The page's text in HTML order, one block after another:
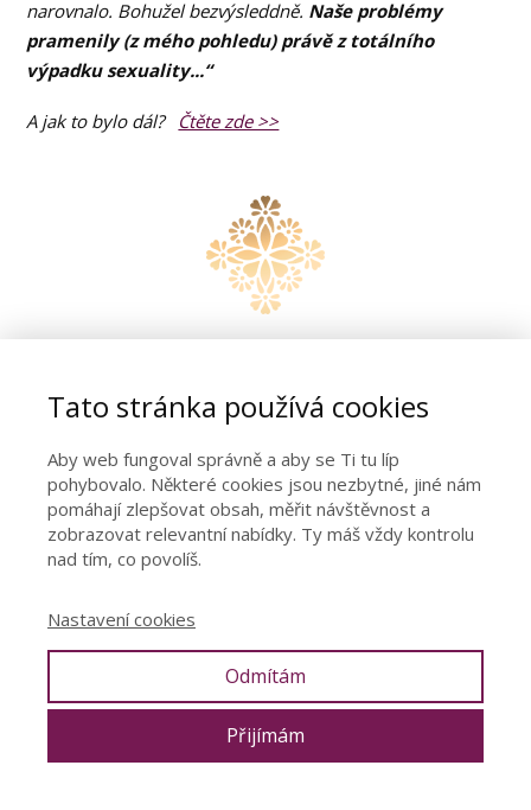
narovnalo. Bohužel bezvýsleddně. Naše problémy
pramenily (z mého pohledu) právě z totálního
výpadku sexuality...“
A jak to bylo dál? Čtěte zde >>
„A co nám víkend na Váňově statku dal a vzal? Vzal nám
iluze o tom, jak funguje jeden, i druhý. Iluze o sobě
i partnerovi. Iluze o tom, co je to vlastně sex. Jak funguje
Tato stránka používá cookies
Aby web fungoval správně a aby se Ti tu líp
pohybovalo. Některé cookies jsou nezbytné, jiné nám
pomáhají zlepšovat obsah, měřit návštěvnost a
zobrazovat relevantní nabídky. Ty máš vždy kontrolu
nad tím, co povolíš.
Nastavení cookies
Odmítám
Přijímám